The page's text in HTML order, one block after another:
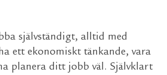
självständigt, alltid med
ett ekonomiskt tänkande, vara
planera ditt jobb väl. Självklart